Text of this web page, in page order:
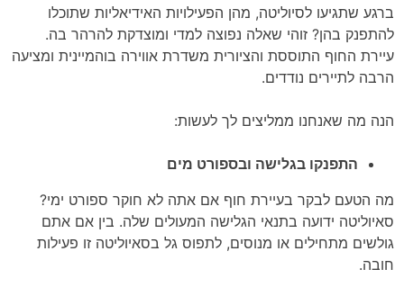
ברגע שתגיעו לסיוליטה, מהן הפעילויות האידיאליות שתוכלו
להתפנק בהן? זוהי שאלה נפוצה למדי ומוצדקת להרהר בה.
עיירת החוף התוססת והציורית משדרת אווירה בוהמיינית ומציעה
הרבה לתיירים נודדים.
הנה מה שאנחנו ממליצים לך לעשות:
התפנקו בגלישה ובספורט מים
מה הטעם לבקר בעיירת חוף אם אתה לא חוקר ספורט ימי?
סאיוליטה ידועה בתנאי הגלישה המעולים שלה. בין אם אתם
גולשים מתחילים או מנוסים, לתפוס גל בסאיוליטה זו פעילות
חובה.